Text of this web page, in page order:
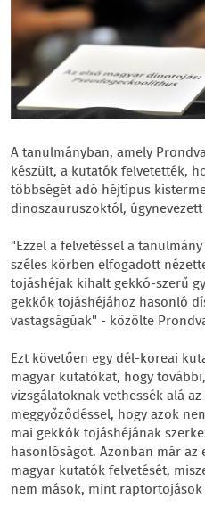
A tanulmányban, amely
készült, a kutatók felvetették,
többségét adó héjtípus
dinoszauruszoktól,
"Ezzel a felvetéssel a
széles körben elfogadott
tojáshéjak kihalt gekkó-szerű
gekkók tojáshéjához hasonló
vastagságúak" - közölte
Ezt követően egy dél-koreai
magyar kutatókat, hogy
vizsgálatoknak vethessék alá
meggyőződéssel, hogy azok
mai gekkók tojáshéjának
hasonlóságot. Azonban már
magyar kutatók felvetését,
nem mások, mint